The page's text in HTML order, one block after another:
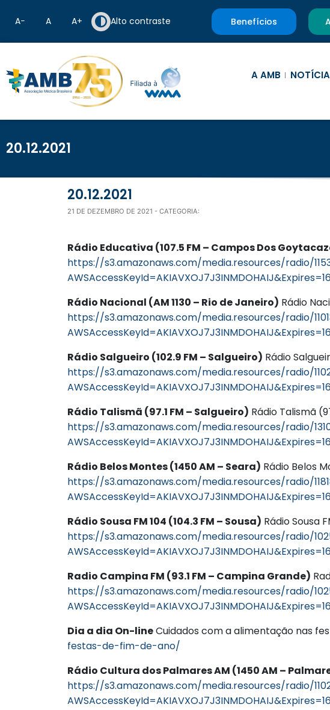
A− A A+ Alto contraste Benefícios
A AMB
20.12.2021
20.12.2021
21 DE DEZEMBRO DE 2021 - CATEGORIA:
Rádio Educativa (107.5 FM – Campos Dos
https://s3.amazonaws.com/media.resources/radio/
Rádio Nacional (AM 1130 – Rio de Janeiro) Rádio
https://s3.amazonaws.com/media.resources/radio/
Rádio Salgueiro (102.9 FM – Salgueiro) Rádio
https://s3.amazonaws.com/media.resources/radio/
Rádio Talismã (97.1 FM – Salgueiro) Rádio Talismã
https://s3.amazonaws.com/media.resources/radio/
Rádio Belos Montes (1450 AM – Seara) Rádio Belos
https://s3.amazonaws.com/media.resources/radio/
Rádio Sousa FM 104 (104.3 FM – Sousa) Rádio Sousa
https://s3.amazonaws.com/media.resources/radio/
Radio Campina FM (93.1 FM – Campina Grande)
https://s3.amazonaws.com/media.resources/radio/
Dia a dia On-lineCuidados com a alimentação nas
festas-de-fim-de-ano/
Rádio Cultura dos Palmares AM (1450 AM –
https://s3.amazonaws.com/media.resources/radio/